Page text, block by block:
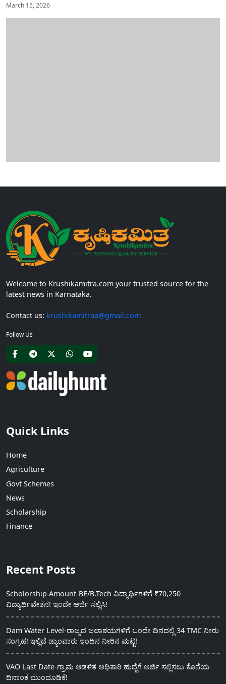
March 15, 2026
Welcome to Krushikamitra.com your trusted source for the
latest news in Karnataka.
Contact us: krushikamitraa@gmail.com
Follow Us
Quick Links
Home
Agriculture
Govt Schemes
News
Scholarship
Finance
Recent Posts
Scholorship Amount-BE/B.Tech ವಿದ್ಯಾರ್ಥಿಗಳಿಗೆ ₹70,250
ವಿದ್ಯಾರ್ಥಿವೇತನ! ಇಂದೇ ಅರ್ಜಿ ಸಲ್ಲಿಸಿ!
Dam Water Level-ರಾಜ್ಯದ ಜಲಾಶಯಗಳಿಗೆ ಒಂದೇ ದಿನದಲ್ಲಿ 34 TMC ನೀರು
ಸಂಗ್ರಹ! ಇಲ್ಲಿದೆ ಡ್ಯಾಂವಾರು ಇಂದಿನ ನೀರಿನ ಮಟ್ಟ!
VAO Last Date-ಗ್ರಾಮ ಆಡಳಿತ ಅಧಿಕಾರಿ ಹುದ್ದೆಗೆ ಅರ್ಜಿ ಸಲ್ಲಿಸಲು ಕೊನೆಯ
ದಿನಾಂಕ ಮುಂದೂಡಿಕೆ!